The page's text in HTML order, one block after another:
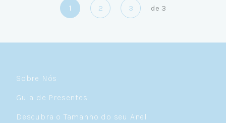
1 2 3 de 3
Sobre Nós
Guia de Presentes
Descubra o Tamanho do seu Anel